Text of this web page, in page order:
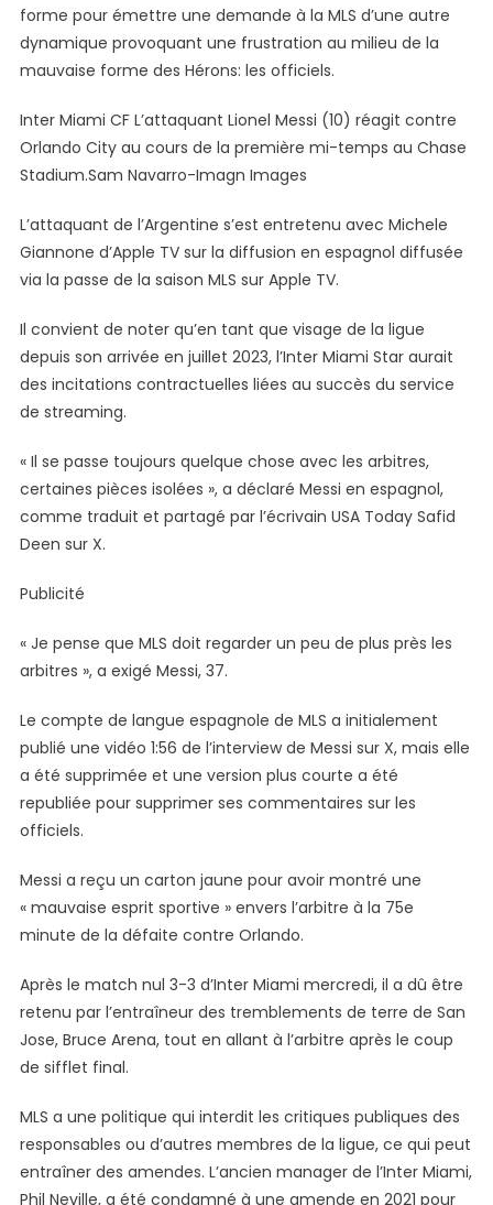
forme pour émettre une demande à la MLS d’une autre
dynamique provoquant une frustration au milieu de la
mauvaise forme des Hérons: les officiels.
Inter Miami CF L’attaquant Lionel Messi (10) réagit contre
Orlando City au cours de la première mi-temps au Chase
Stadium.Sam Navarro-Imagn Images
L’attaquant de l’Argentine s’est entretenu avec Michele
Giannone d’Apple TV sur la diffusion en espagnol diffusée
via la passe de la saison MLS sur Apple TV.
Il convient de noter qu’en tant que visage de la ligue
depuis son arrivée en juillet 2023, l’Inter Miami Star aurait
des incitations contractuelles liées au succès du service
de streaming.
« Il se passe toujours quelque chose avec les arbitres,
certaines pièces isolées », a déclaré Messi en espagnol,
comme traduit et partagé par l’écrivain USA Today Safid
Deen sur X.
Publicité
« Je pense que MLS doit regarder un peu de plus près les
arbitres », a exigé Messi, 37.
Le compte de langue espagnole de MLS a initialement
publié une vidéo 1:56 de l’interview de Messi sur X, mais elle
a été supprimée et une version plus courte a été
republiée pour supprimer ses commentaires sur les
officiels.
Messi a reçu un carton jaune pour avoir montré une
« mauvaise esprit sportive » envers l’arbitre à la 75e
minute de la défaite contre Orlando.
Après le match nul 3-3 d’Inter Miami mercredi, il a dû être
retenu par l’entraîneur des tremblements de terre de San
Jose, Bruce Arena, tout en allant à l’arbitre après le coup
de sifflet final.
MLS a une politique qui interdit les critiques publiques des
responsables ou d’autres membres de la ligue, ce qui peut
entraîner des amendes. L’ancien manager de l’Inter Miami,
Phil Neville, a été condamné à une amende en 2021 pour